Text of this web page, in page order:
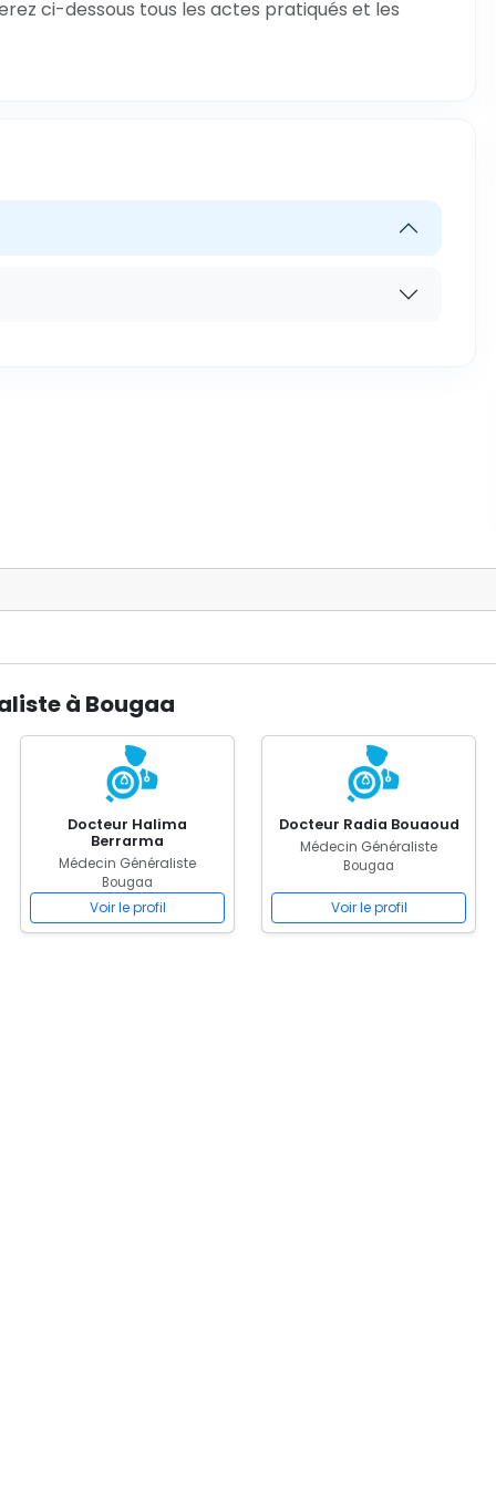
ci-dessous tous les actes pratiqués et les
à Bougaa
Docteur Halima
Berrarma
Médecin Généraliste
Bougaa
Voir le profil
Docteur Radia Bouaoud
Médecin Généraliste
Bougaa
Voir le profil